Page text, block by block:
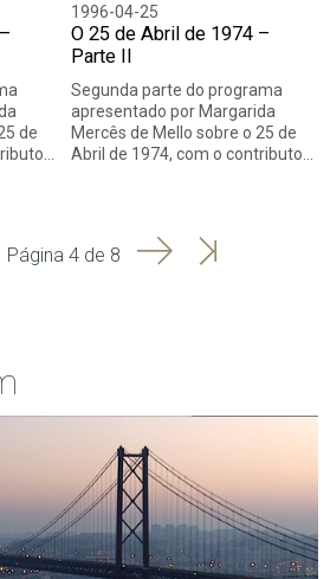
de
1996-04-25
O 25 de Abril de 1974 –
Parte II
Segunda parte do programa
apresentado por Margarida
Mercês de Mello sobre o 25 de
Abril de 1974, com o contributo…
Página 4 de 8 SeguinteÚltima